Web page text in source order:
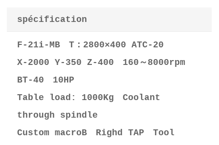
spécification
F-21i-MB T：2800×400 ATC-20
X-2000 Y-350 Z-400 160～8000rpm
BT-40 10HP
Table load: 1000Kg Coolant
through spindle
Custom macroB Righd TAP Tool